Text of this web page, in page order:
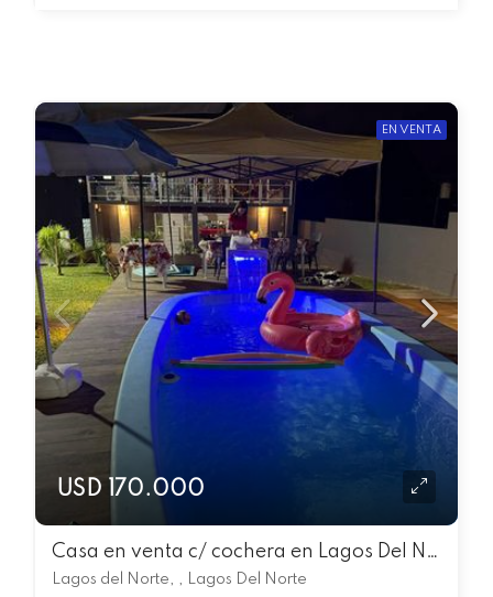
EN VENTA
USD 170.000
Casa en venta c/ cochera en Lagos Del Norte
Lagos del Norte, , Lagos Del Norte